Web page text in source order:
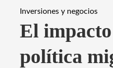
Inversiones y negocios
El
política